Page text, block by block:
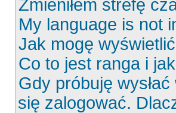
Zmieniłem strefę
My language is not
Jak mogę
Co to jest ranga i
Gdy próbuję
się zalogować.